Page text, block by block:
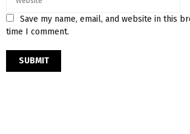
Save my name, email, and website in this
time I comment.